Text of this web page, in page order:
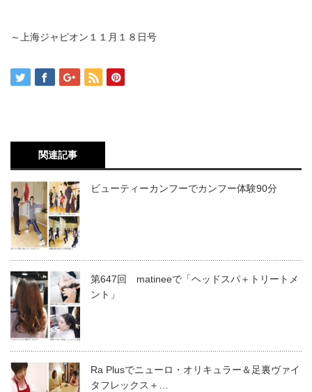
～上海ジャピオン１１月１８日号
関連記事
ビューティーカンフーでカンフー体験90分
第647回 matineeで「ヘッドスパ＋トリートメ
ント」
Ra Plusでニューロ・オリキュラー＆足裏ヴァイ
タフレックス＋…